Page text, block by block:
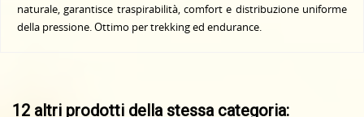
naturale, garantisce traspirabilità, comfort e distribuzione uniforme
della pressione. Ottimo per trekking ed endurance.
12 altri prodotti della stessa categoria: